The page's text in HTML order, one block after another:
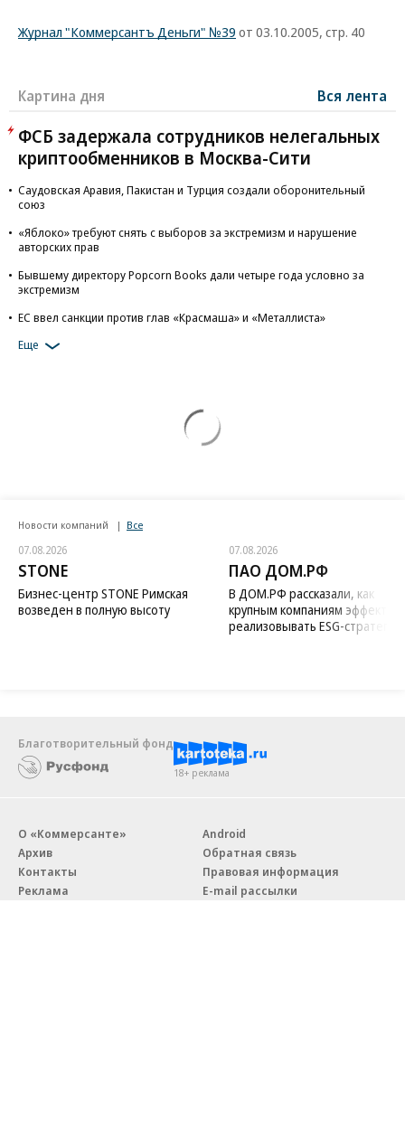
Журнал "Коммерсантъ Деньги" №39 от 03.10.2005, стр. 40
Картина дня Вся лента
ФСБ задержала сотрудников нелегальных
криптообменников в Москва-Сити
Саудовская Аравия, Пакистан и Турция создали оборонительный
союз
«Яблоко» требуют снять с выборов за экстремизм и нарушение
авторских прав
Бывшему директору Popcorn Books дали четыре года условно за
экстремизм
ЕС ввел санкции против глав «Красмаша» и «Металлиста»
Еще
Новости компаний Все
07.08.2026
STONE
Бизнес-центр STONE Римская
возведен в полную высоту
07.08.2026
ПАО ДОМ.РФ
В ДОМ.РФ рассказали, как
крупным компаниям
реализовывать ESG-стратегию
Благотворительный фонд
18+ реклама
О «Коммерсанте»
Архив
Контакты
Реклама
Android
Обратная связь
Правовая информация
E-mail рассылки